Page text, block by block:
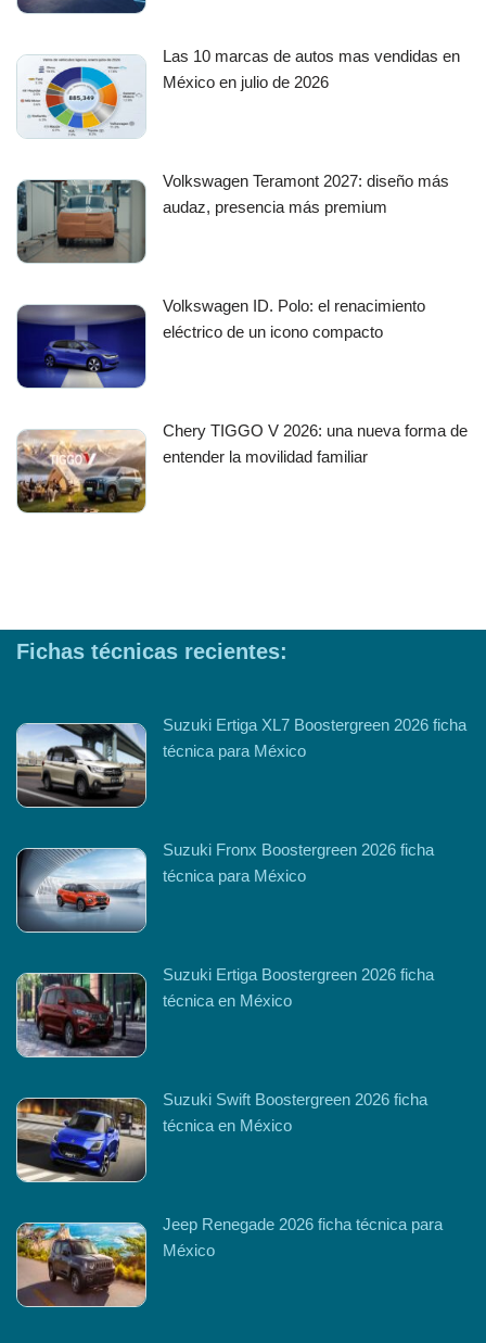
Las 10 marcas de autos mas vendidas en
México en julio de 2026
Volkswagen Teramont 2027: diseño más
audaz, presencia más premium
Volkswagen ID. Polo: el renacimiento
eléctrico de un icono compacto
Chery TIGGO V 2026: una nueva forma de
entender la movilidad familiar
Fichas técnicas recientes:
Suzuki Ertiga XL7 Boostergreen 2026 ficha
técnica para México
Suzuki Fronx Boostergreen 2026 ficha
técnica para México
Suzuki Ertiga Boostergreen 2026 ficha
técnica en México
Suzuki Swift Boostergreen 2026 ficha
técnica en México
Jeep Renegade 2026 ficha técnica para
México